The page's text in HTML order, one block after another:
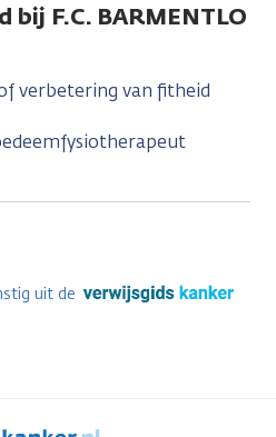
bij F.C. BARMENTLO
verbetering van fitheid
uit de